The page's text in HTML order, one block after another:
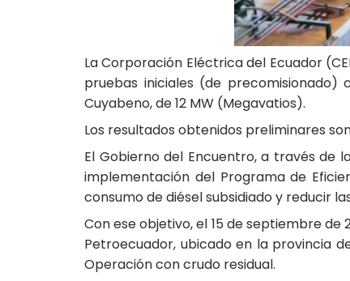
La Corporación Eléctrica del Ecuador
pruebas iniciales (de
Cuyabeno, de 12 MW (Megavatios).
Los resultados obtenidos preliminares
El Gobierno del Encuentro, a través de
implementación del Programa de
consumo de diésel subsidiado y reducir
Con ese objetivo, el 15 de septiembre de
Petroecuador, ubicado en la provincia
Operación con crudo residual.